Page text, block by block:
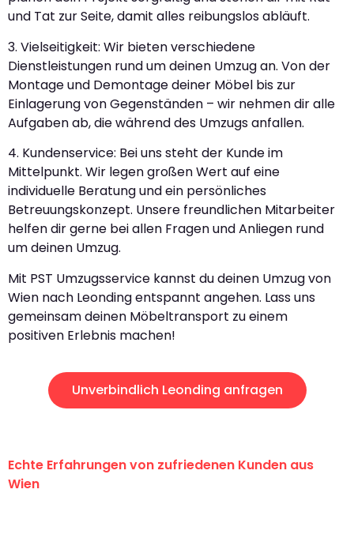
und Tat zur Seite, damit alles reibungslos abläuft.
3. Vielseitigkeit: Wir bieten verschiedene
Dienstleistungen rund um deinen Umzug an. Von der
Montage und Demontage deiner Möbel bis zur
Einlagerung von Gegenständen – wir nehmen dir alle
Aufgaben ab, die während des Umzugs anfallen.
4. Kundenservice: Bei uns steht der Kunde im
Mittelpunkt. Wir legen großen Wert auf eine
individuelle Beratung und ein persönliches
Betreuungskonzept. Unsere freundlichen Mitarbeiter
helfen dir gerne bei allen Fragen und Anliegen rund
um deinen Umzug.
Mit PST Umzugsservice kannst du deinen Umzug von
Wien nach Leonding entspannt angehen. Lass uns
gemeinsam deinen Möbeltransport zu einem
positiven Erlebnis machen!
Unverbindlich Leonding anfragen
Echte Erfahrungen von zufriedenen Kunden aus
Wien